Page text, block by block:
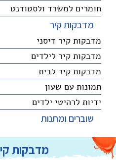
חומרים למשרד ולסטודנט
מדבקות קיר
מדבקות קיר דיסני
מדבקות קיר לילדים
מדבקות קיר לבית
תמונות עם שעון
ידיות לרהיטי ילדים
שוברים ומתנות
מדבקות